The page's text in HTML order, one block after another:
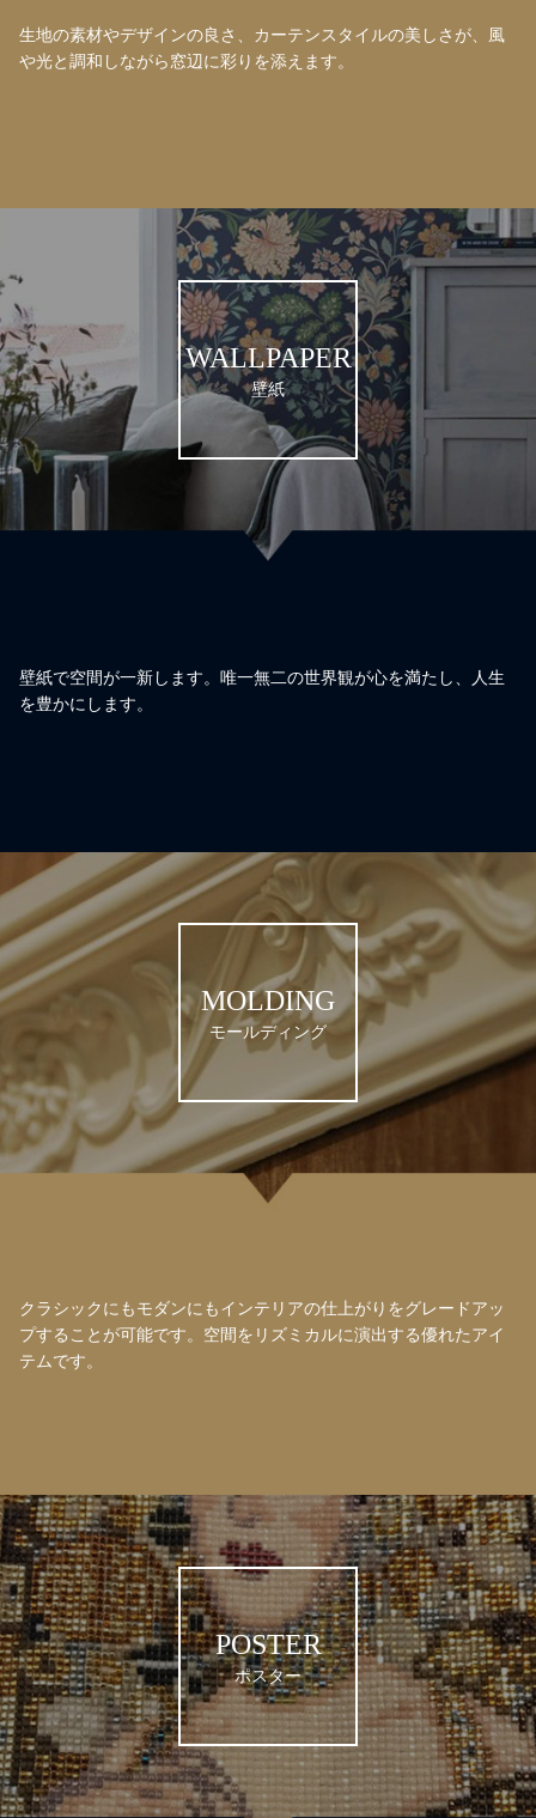
生地の素材やデザインの良さ、カーテンスタイルの美しさが、風
や光と調和しながら窓辺に彩りを添えます。
WALLPAPER
壁紙
壁紙で空間が一新します。唯一無二の世界観が心を満たし、人生
を豊かにします。
MOLDING
モールディング
クラシックにもモダンにもインテリアの仕上がりをグレードアッ
プすることが可能です。空間をリズミカルに演出する優れたアイ
テムです。
POSTER
ポスター